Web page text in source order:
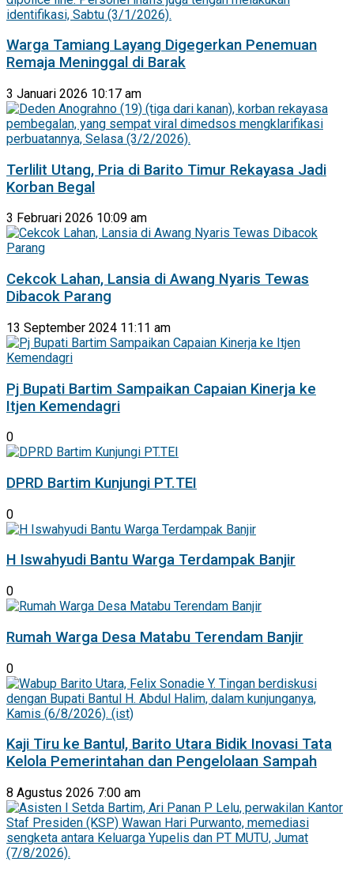
Warga Tamiang Layang Digegerkan Penemuan
Remaja Meninggal di Barak
3 Januari 2026 10:17 am
Terlilit Utang, Pria di Barito Timur Rekayasa Jadi
Korban Begal
3 Februari 2026 10:09 am
Cekcok Lahan, Lansia di Awang Nyaris Tewas
Dibacok Parang
13 September 2024 11:11 am
Pj Bupati Bartim Sampaikan Capaian Kinerja ke
Itjen Kemendagri
0
DPRD Bartim Kunjungi PT.TEI
0
H Iswahyudi Bantu Warga Terdampak Banjir
0
Rumah Warga Desa Matabu Terendam Banjir
0
Kaji Tiru ke Bantul, Barito Utara Bidik Inovasi Tata
Kelola Pemerintahan dan Pengelolaan Sampah
8 Agustus 2026 7:00 am